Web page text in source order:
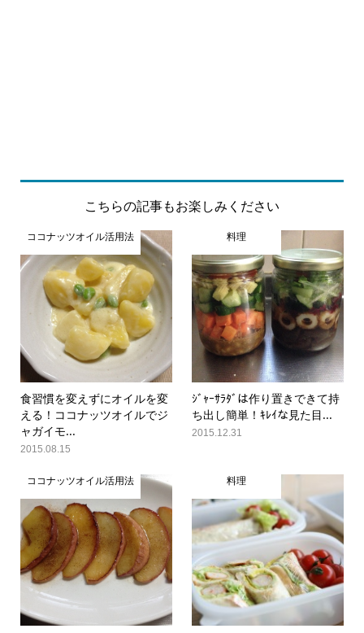
こちらの記事もお楽しみください
ココナッツオイル活用法
食習慣を変えずにオイルを変
える！ココナッツオイルでジ
ャガイモ...
2015.08.15
料理
ｼﾞｬｰｻﾗﾀﾞは作り置きできて持
ち出し簡単！ｷﾚｲな見た目...
2015.12.31
ココナッツオイル活用法 料理